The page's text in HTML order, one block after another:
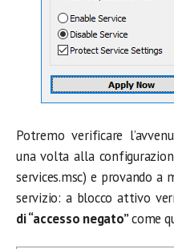
Potremo verificare
una volta alla
services.msc) e provando a
servizio: a blocco attivo
di “accesso negato”come